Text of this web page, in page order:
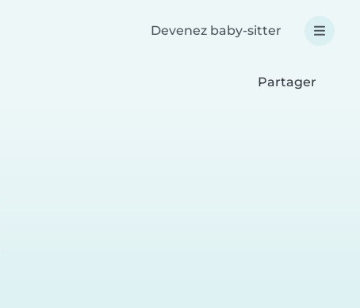
Devenez baby-sitter
Partager